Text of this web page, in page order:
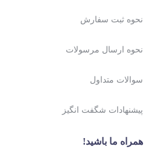
نحوه ثبت سفارش
نحوه ارسال مرسولات
سوالات متداول
پیشنهادات شگفت انگیز
همراه ما باشید!